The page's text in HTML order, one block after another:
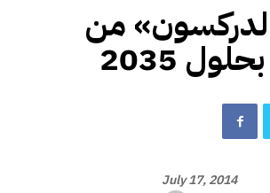
الأفريقي
من
2035
July 17, 2014